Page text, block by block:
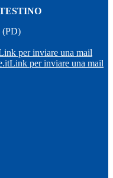
(PD)
per inviare una mail
Link per inviare una mail